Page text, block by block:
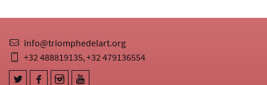
info@triomphedelart.org
+32 488819135,+32 479136554